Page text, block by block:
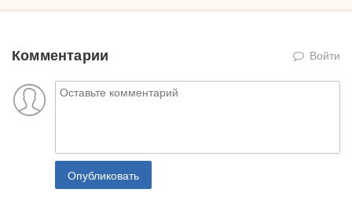
Комментарии Войти
Опубликовать